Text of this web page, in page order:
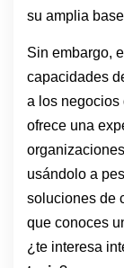
su amplia
Sin embargo,
capacidades
a los negocios
ofrece una
usándolo a
soluciones de
que conoces
¿te interesa